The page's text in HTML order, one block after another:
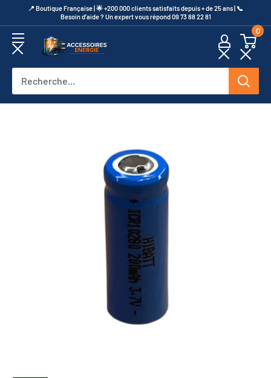
au
contenu
​📍​ Boutique Française | 🌟 +200 000 clients satisfaits depuis + de 25 ans | 📞​
Besoin d’aide ? Un expert vous répond 09 73 88 22 81
Accessoires
0